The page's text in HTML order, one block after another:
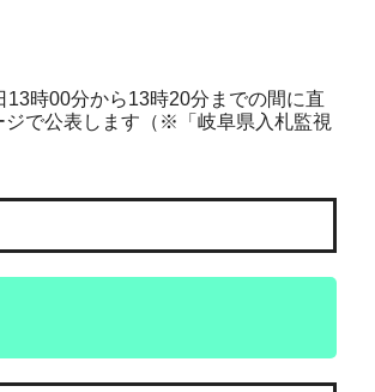
時00分から13時20分までの間に直
で公表します（※「岐阜県入札監視